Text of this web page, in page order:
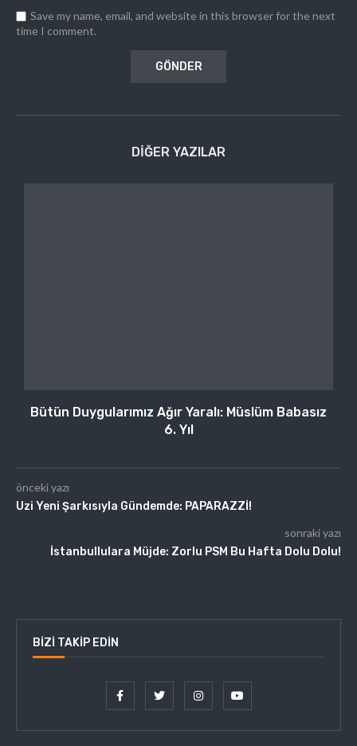
Save my name, email, and website in this browser for the next
time I comment.
DIĞER YAZILAR
Bütün Duygularımız Ağır Yaralı: Müslüm Babasız
6. Yıl
önceki yazı
Uzi Yeni Şarkısıyla Gündemde: PAPARAZZİ!
sonraki yazı
İstanbullulara Müjde: Zorlu PSM Bu Hafta Dolu Dolu!
BIZI TAKIP EDIN